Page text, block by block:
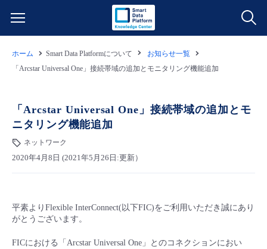
クラウド/サーバー
ネットワーク
データ利活用
クラウド/サーバー
料金情報
料金シミュレーター
ご利用開始ガイド
ホーム Smart Data Platformについて
お知らせ一覧
「Arcstar Universal One」接続帯域の追加とモニタリング機能追加
「Arcstar Universal One」接続帯域の追加とモ
ニタリング機能追加
ネットワーク
2020年4月8日 (2021年5月26日:更新）
平素よりFlexible InterConnect(以下FIC)をご利用いただき誠にあり
がとうございます。
FICにおける「Arcstar Universal One」とのコネクションにおい